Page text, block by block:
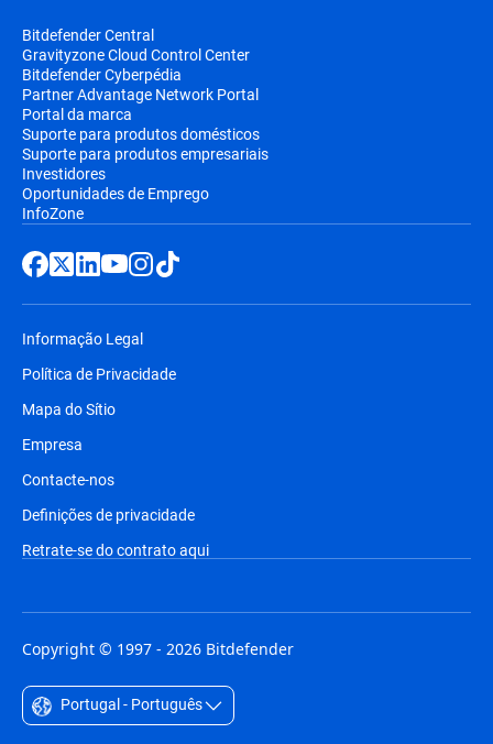
Bitdefender Central
Gravityzone Cloud Control Center
Bitdefender Cyberpédia
Partner Advantage Network Portal
Portal da marca
Suporte para produtos domésticos
Suporte para produtos empresariais
Investidores
Oportunidades de Emprego
InfoZone
Informação Legal
Política de Privacidade
Mapa do Sítio
Empresa
Contacte-nos
Definições de privacidade
Retrate-se do contrato aqui
Copyright © 1997 - 2026 Bitdefender
Portugal - Português